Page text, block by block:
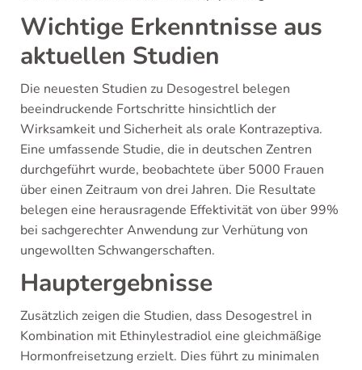
Wichtige Erkenntnisse aus
aktuellen Studien
Die neuesten Studien zu Desogestrel belegen
beeindruckende Fortschritte hinsichtlich der
Wirksamkeit und Sicherheit als orale Kontrazeptiva.
Eine umfassende Studie, die in deutschen Zentren
durchgeführt wurde, beobachtete über 5000 Frauen
über einen Zeitraum von drei Jahren. Die Resultate
belegen eine herausragende Effektivität von über 99%
bei sachgerechter Anwendung zur Verhütung von
ungewollten Schwangerschaften.
Hauptergebnisse
Zusätzlich zeigen die Studien, dass Desogestrel in
Kombination mit Ethinylestradiol eine gleichmäßige
Hormonfreisetzung erzielt. Dies führt zu minimalen